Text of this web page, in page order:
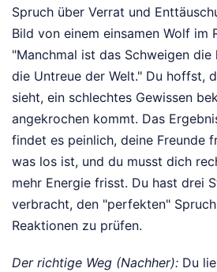
Spruch über Verrat und
Bild von einem einsamen Wolf im
"Manchmal ist das Schweigen
die Untreue der Welt." Du hoffst,
sieht, ein schlechtes Gewissen
angekrochen kommt. Das
findet es peinlich, deine Freunde
was los ist, und du musst dich
mehr Energie frisst. Du hast drei
verbracht, den "perfekten"
Reaktionen zu prüfen.
Der richtige Weg (Nachher): Du